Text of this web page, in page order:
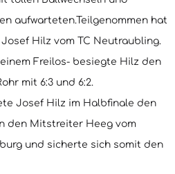
aufwarteten.Teilgenommen hat
Hilz vom TC Neutraubling.
Freilos- besiegte Hilz den
mit 6:3 und 6:2.
Josef Hilz im Halbfinale den
den Mitstreiter Heeg vom
und sicherte sich somit den